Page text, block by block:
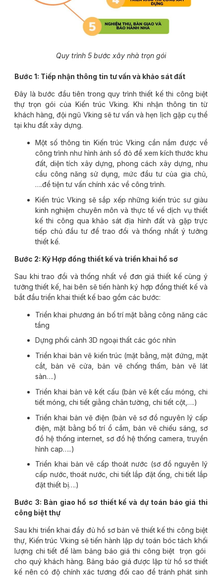
Quy trình 5 bước xây nhà trọn gói
Bước 1: Tiếp nhận thông tin tư vấn và khảo sát đất
Đây là bước đầu tiên trong quy trình thiết kế thi công biệt
thự trọn gói của Kiến trúc Vking. Khi nhận thông tin từ
khách hàng, đội ngũ Vking sẽ tư vấn và hẹn lịch gặp cụ thể
tại khu đất xây dựng.
Một số thông tin Kiến trúc Vking cần nắm được về
công trình như hình ảnh sổ đỏ để xem kích thước khu
đất, diện tích xây dựng, phong cách xây dựng, nhu
cầu công năng sử dụng, mức đầu tư của gia chủ,
….để tiện tư vấn chính xác về công trình.
Kiến trúc Vking sẽ sắp xếp những kiến trúc sư giàu
kinh nghiệm chuyên môn và thực tế về dịch vụ thiết
kế thi công qua khảo sát địa hình đất và gặp trực
tiếp chủ đầu tư để trao đổi và thống nhất ý tưởng
thiết kế.
Bước 2: Ký Hợp đồng thiết kế và triển khai hồ sơ
Sau khi trao đổi và thống nhất về đơn giá thiết kế cùng ý
tưởng thiết kế, hai bên sẽ tiến hành ký hợp đồng thiết kế và
bắt đầu triển khai thiết kế bao gồm các bước:
Triển khai phương án bố trí mặt bằng công năng các
tầng
Dựng phối cảnh 3D ngoại thất các góc nhìn
Triển khai bản vẽ kiến trúc (mặt bằng, mặt đứng, mặt
cắt, bản vẽ cửa, bản vẽ chống thấm, bản vẽ lát
sàn….)
Triển khai bản vẽ kết cấu (bản vẽ kết cấu móng, chi
tiết móng, chi tiết giằng chân tường, chi tiết cột,….)
Triển khai bản vẽ điện (bản vẽ sơ đồ nguyên lý cấp
điện, mặt bằng bố trí ổ cắm, bản vẽ chiếu sáng, sơ
đồ hệ thống internet, sơ đồ hệ thống camera, truyền
hình cap…..)
Triển khai bản vẽ cấp thoát nước (sơ đồ nguyên lý
cấp nước, thoát nước, chi tiết lắp đặt ống, chi tiết lắp
đặt thiết bị….)
Bước 3: Bàn giao hồ sơ thiết kế và dự toán báo giá thi
công biệt thự
Sau khi triển khai đầy đủ hồ sơ bản vẽ thiết kế thi công biệt
thự, Kiến trúc Vking sẽ tiến hành lập dự toán bóc tách khối
lượng chi tiết để làm bảng báo giá thi công biệt trọn gói
cho quý khách hàng. Bảng báo giá được lập từ hồ sơ thiết
kế nên có độ chính xác tương đối cao để tránh phát sinh